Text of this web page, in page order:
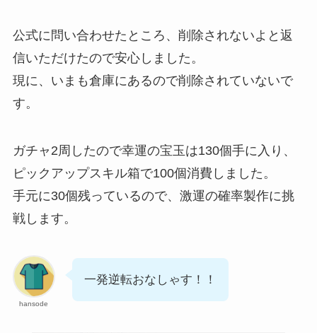
公式に問い合わせたところ、削除されないよと返
信いただけたので安心しました。
現に、いまも倉庫にあるので削除されていないで
す。
ガチャ2周したので幸運の宝玉は130個手に入り、
ピックアップスキル箱で100個消費しました。
手元に30個残っているので、激運の確率製作に挑
戦します。
hansode
一発逆転おなしゃす！！